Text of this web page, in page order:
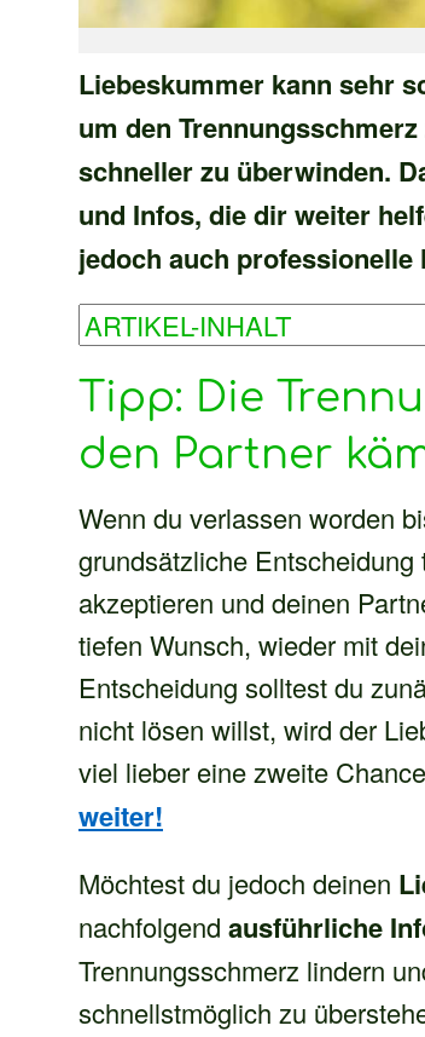
Liebeskummer kann sehr
um den
schneller zu überwinden.
und Infos, die dir weiter
jedoch auch professionelle
Tipp: Die
den Partner
Wenn du verlassen worden
grundsätzliche
akzeptieren und deinen
tiefen Wunsch, wieder mit
Entscheidung solltest du
nicht lösen willst, wird der
viel lieber eine zweite
weiter!
Möchtest du jedoch deinen
nachfolgend ausführliche
Trennungsschmerz lindern
schnellstmöglich zu